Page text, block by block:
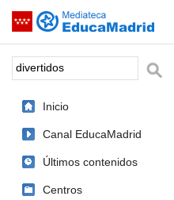
Saltar navegación
Palabra o frase:
Inicio
Canal EducaMadrid
Últimos contenidos
Centros